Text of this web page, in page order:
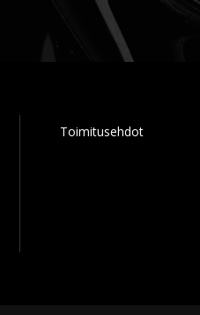
Toimitusehdot